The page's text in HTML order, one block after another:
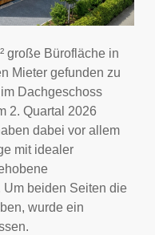
große Bürofläche in
Mieter gefunden zu
Dachgeschoss
2. Quartal 2026
dabei vor allem
mit idealer
beiden Seiten die
wurde ein